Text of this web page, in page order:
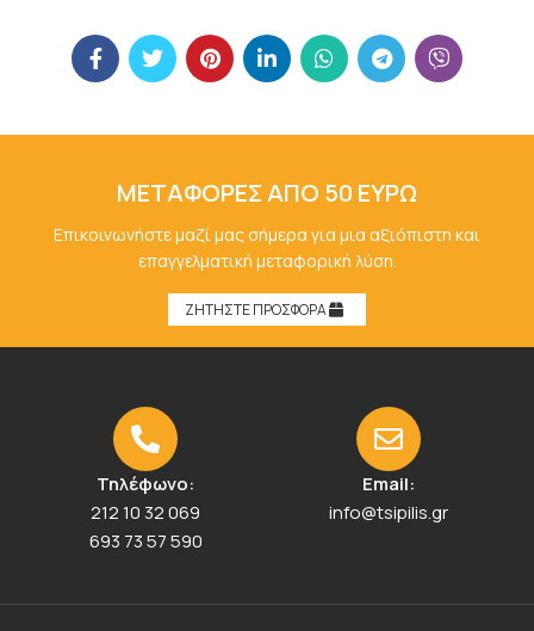
ΜΕΤΑΦΟΡΕΣ ΑΠΟ 50 ΕΥΡΩ
Επικοινωνήστε μαζί μας σήμερα για μια αξιόπιστη και
επαγγελματική μεταφορική λύση.
ΖΗΤΗΣΤΕ ΠΡΟΣΦΟΡΑ
Τηλέφωνο:
212 10 32 069
693 73 57 590
Email:
info@tsipilis.gr